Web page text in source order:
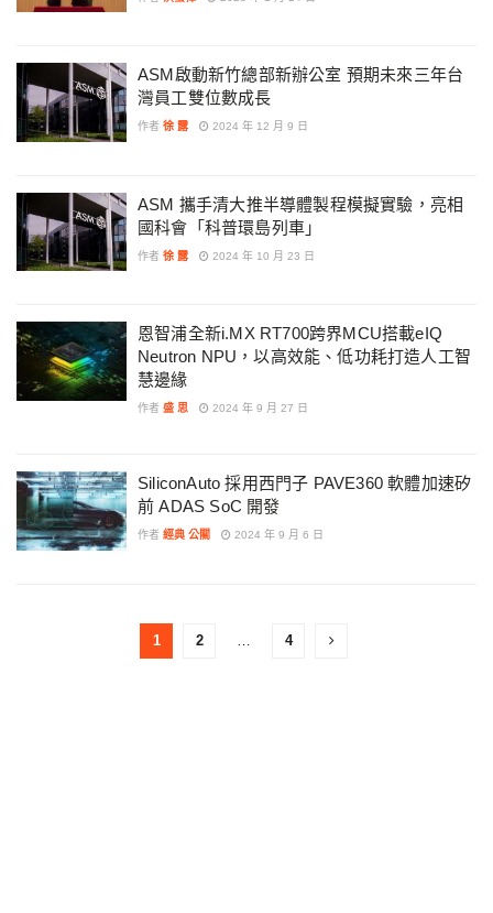
ASM啟動新竹總部新辦公室 預期未來三年台
灣員工雙位數成長
作者 徐 露 2024 年 12 月 9 日
ASM 攜手清大推半導體製程模擬實驗，亮相
國科會「科普環島列車」
作者 徐 露 2024 年 10 月 23 日
恩智浦全新i.MX RT700跨界MCU搭載eIQ
Neutron NPU，以高效能、低功耗打造人工智
慧邊緣
作者 盛 思 2024 年 9 月 27 日
SiliconAuto 採用西門子 PAVE360 軟體加速矽
前 ADAS SoC 開發
作者 經典 公關 2024 年 9 月 6 日
1 2 4